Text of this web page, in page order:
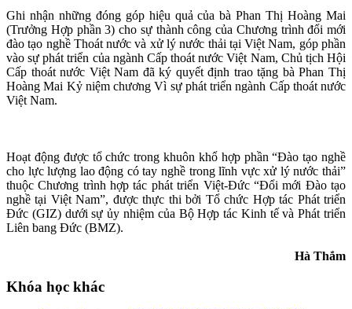
Ghi nhận những đóng góp hiệu quả của bà Phan Thị Hoàng Mai
(Trưởng Hợp phần 3) cho sự thành công của Chương trình đổi mới
đào tạo nghề Thoát nước và xử lý nước thải tại Việt Nam, góp phần
vào sự phát triển của ngành Cấp thoát nước Việt Nam, Chủ tịch Hội
Cấp thoát nước Việt Nam đã ký quyết định trao tặng bàPhan Thị
Hoàng Mai Kỷ niệm chương Vì sự phát triển ngành Cấp thoát nước
Việt Nam.
Hoạt động được tổ chức trong khuôn khổ hợp phần “Đào tạo nghề
cho lực lượng lao động có tay nghề trong lĩnh vực xử lý nước thải”
thuộc Chương trình hợp tác phát triển Việt-Đức “Đổi mới Đào tạo
nghề tại Việt Nam”, được thực thi bởi Tổ chức Hợp tác Phát triển
Đức (GIZ) dưới sự ủy nhiệm của Bộ Hợp tác Kinh tế và Phát triển
Liên bang Đức (BMZ).
Hà Thắm
Khóa học khác